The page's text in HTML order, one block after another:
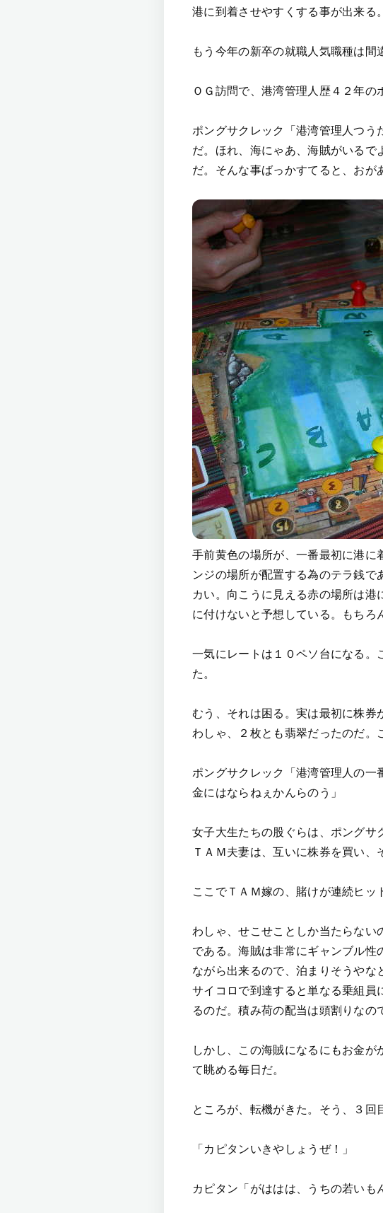
港に到着させやすくする事が出来る。
もう今年の新卒の就職人気職種は間
ＯＧ訪問で、港湾管理人歴４２年の
ポングサクレック「港湾管理人つ
だ。ほれ、海にゃあ、海賊がいる
だ。そんな事ばっかすてると、おが
手前黄色の場所が、一番最初に港
ンジの場所が配置する為のテラ銭
カい。向こうに見える赤の場所は
に付けないと予想している。もちろ
一気にレートは１０ペソ台になる
た。
むう、それは困る。実は最初に株券
わしゃ、２枚とも翡翠だったのだ。
ポングサクレック「港湾管理人の
金にはならねぇかんらのう」
女子大生たちの股ぐらは、ポングサ
ＴＡＭ夫妻は、互いに株券を買い、
ここでＴＡＭ嫁の、賭けが連続ヒッ
わしゃ、せこせことしか当たらな
である。海賊は非常にギャンブル
ながら出来るので、泊まりそうや
サイコロで到達すると単なる乗組
るのだ。積み荷の配当は頭割りなの
しかし、この海賊になるにもお金
て眺める毎日だ。
ところが、転機がきた。そう、３回
「カピタンいきやしょうぜ！」
カピタン「がははは、うちの若いも